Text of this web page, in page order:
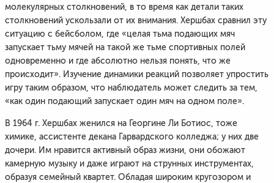
молекулярных столкновений, в то время как детали таких
столкновений ускользали от их внимания. Хершбах сравнил эту
ситуацию с бейсболом, где «целая тьма подающих мяч
запускает тьму мячей на такой же тьме спортивных полей
одновременно и где абсолютно нельзя понять, что же
происходит». Изучение динамики реакций позволяет упростить
игру таким образом, что наблюдатель может следить за тем,
«как один подающий запускает один мяч на одном поле».
В 1964 г. Хершбах женился на Георгине Ли Ботиос, тоже
химике, ассистенте декана Гарвардского колледжа; у них две
дочери. Им нравится активный образ жизни, они обожают
камерную музыку и даже играют на струнных инструментах,
образуя семейный квартет. Обладая широким кругозором и